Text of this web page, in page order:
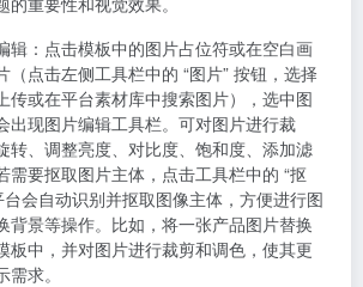
辑 ：点击模板中的图片占位符或在空白画
（点击左侧工具栏中的 “图片” 按钮，选择
传或在平台素材库中搜索图片），选中图
出现图片编辑工具栏。可对图片进行裁
转、调整亮度、对比度、饱和度、添加滤
需要抠取图片主体，点击工具栏中的 “抠
台会自动识别并抠取图像主体，方便进行图
背景等操作。比如，将一张产品图片替换
板中，并对图片进行裁剪和调色，使其更
求。